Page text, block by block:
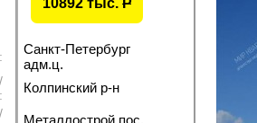
10892 тыс. P
Санкт-Петербург
адм.ц.
Колпинский р-н
Металлострой пос.